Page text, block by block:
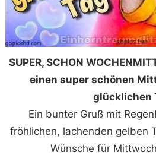
SUPER, SCHON
einen super schönen
glücklichen
Ein bunter Gruß mit
fröhlichen, lachenden gelben
Wünsche für